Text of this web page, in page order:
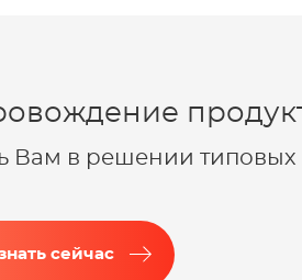
Вам в решении типовых
сейчас